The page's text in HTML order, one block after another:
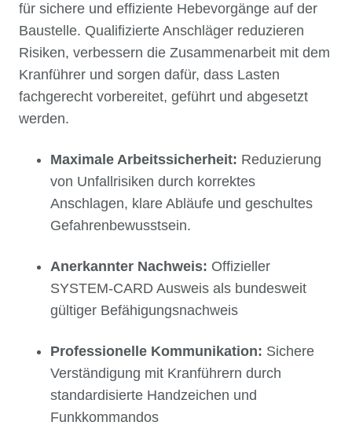
für sichere und effiziente Hebevorgänge auf der
Baustelle. Qualifizierte Anschläger reduzieren
Risiken, verbessern die Zusammenarbeit mit dem
Kranführer und sorgen dafür, dass Lasten
fachgerecht vorbereitet, geführt und abgesetzt
werden.
Maximale Arbeitssicherheit: Reduzierung
von Unfallrisiken durch korrektes
Anschlagen, klare Abläufe und geschultes
Gefahrenbewusstsein.
Anerkannter Nachweis: Offizieller
SYSTEM-CARD Ausweis als bundesweit
gültiger Befähigungsnachweis
Professionelle Kommunikation: Sichere
Verständigung mit Kranführern durch
standardisierte Handzeichen und
Funkkommandos